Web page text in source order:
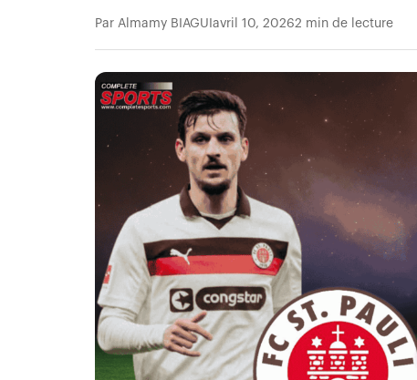
Par Almamy BIAGUI avril 10, 20262 min de lecture